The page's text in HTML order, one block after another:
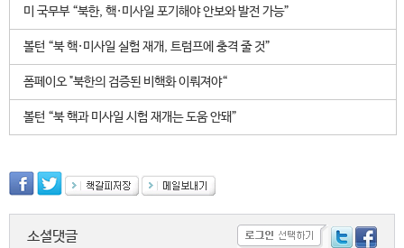
미 국무부 “북한, 핵·미사일 포기해야 안보와 발전 가능”
볼턴 “북 핵·미사일 실험 재개, 트럼프에 충격 줄 것”
폼페이오 "북한의 검증된 비핵화 이뤄져야“
볼턴 “북 핵과 미사일 시험 재개는 도움 안돼”
소셜댓글